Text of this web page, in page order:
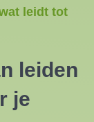
leidt tot
leiden
je